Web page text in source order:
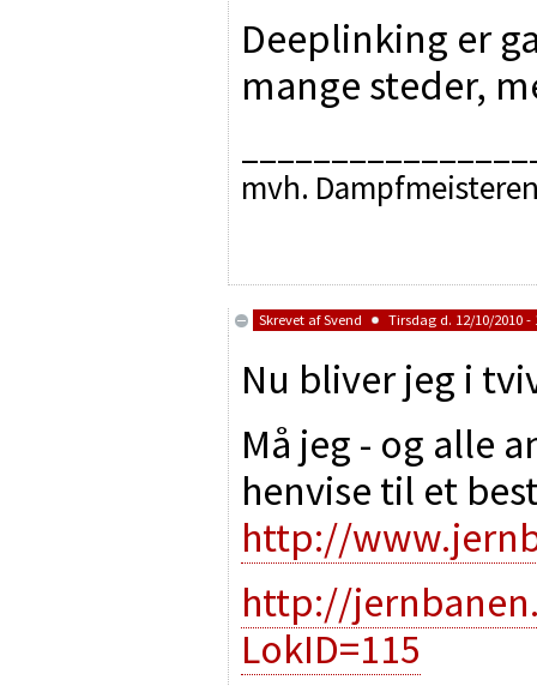
Deeplinking er
mange steder,
mvh.
Skrevet afSvend Tirsdag d. 12/10/2010 -
Nu bliver jeg i
Må jeg - og alle
henvise til et
http://
http://
LokID=115